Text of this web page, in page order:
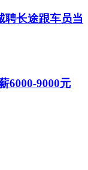
聘长途跟车员当
6000-9000元